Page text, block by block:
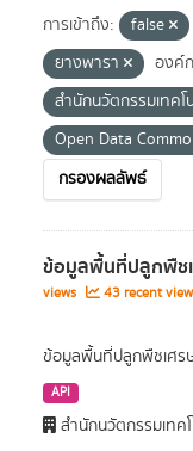
การเข้าถึง: false
ยางพารา
องค์
สำนักนวัตกรรมเทคโ
Open Data
กรองผลลัพธ์
ข้อมูลพื้นที่ปลูกพืช
views
43 recent
ข้อมูลพื้นที่ปลูกพืชเศ
API
สำนักนวัตกรรมเทค